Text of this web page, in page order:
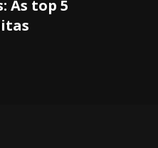
As top 5